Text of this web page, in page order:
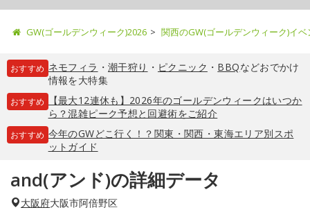
GW(ゴールデンウィーク)2026 関西のGW(ゴールデンウィーク)イ
おすすめ ネモフィラ ・ 潮干狩り ・ ピクニック ・ BBQなどおでかけ
情報を大特集
おすすめ
【最大12連休も】2026年のゴールデンウィークはいつか
ら？混雑ピーク予想と回避術をご紹介
おすすめ 今年のGWどこ行く！？関東・関西・東海エリア別スポ
ットガイド
and(アンド)の詳細データ
大阪府大阪市阿倍野区